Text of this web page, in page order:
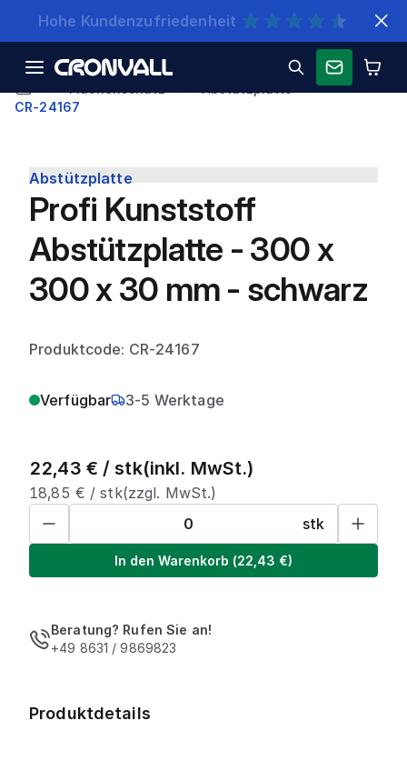
Schnelle Lieferung
CR-24167
Abstützplatte
Profi Kunststoff
Abstützplatte - 300 x
300 x 30 mm - schwarz
Produktcode: CR-24167
Verfügbar 3-5 Werktage
22,43 € / stk(inkl. MwSt.)
18,85 € /stk(zzgl. MwSt.)
stk
In den Warenkorb (22,43 €)
Beratung? Rufen Sie an!
+49 8631 / 9869823
Produktdetails